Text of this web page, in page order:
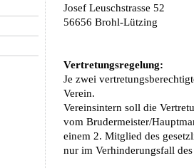
Josef Leuschstrasse 52
56656 Brohl-Lützing
Vertretungsregelung:
Je zwei
Verein.
Vereinsintern soll die
vom Brudermeister/
einem 2. Mitglied des
nur im Verhinderungsfall